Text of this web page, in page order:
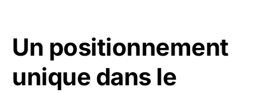
Un positionnement
unique dans le